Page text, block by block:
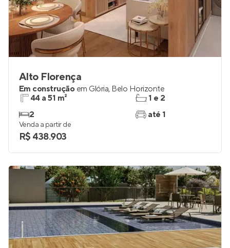
Alto Florença
Em construção em Glória, Belo Horizonte
44 a 51 m²
2
1 e 2
até 1
Venda a partir de
R$ 438.903